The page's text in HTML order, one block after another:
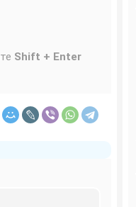
Shift + Enter